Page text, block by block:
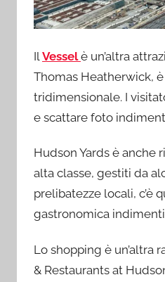
IlVesselè un’altra
Thomas Heatherwick,
tridimensionale. I
e scattare foto
Hudson Yards è anche
alta classe, gestiti da
prelibatezze locali, c’è
gastronomica
Lo shopping è un’altra
& Restaurants at